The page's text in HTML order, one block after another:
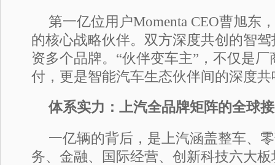
第一亿位用户Momenta CEO曹旭东
的核心战略伙伴。双方深度共创的智
资多个品牌。“伙伴变车主”，不仅是
付，更是智能汽车生态伙伴间的深度共
体系实力：上汽全品牌矩阵的全球
一亿辆的背后，是上汽涵盖整车、
务、金融、国际经营、创新科技六大